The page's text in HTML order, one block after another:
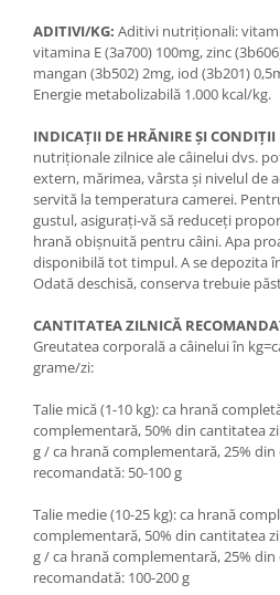
ADITIVI/KG: Aditivi nutriţionali:
vitamina E (3a700) 100mg, zinc
mangan (3b502) 2mg, iod (3b201)
Energie metabolizabilă 1.000 kcal/kg.
INDICAȚII DE HRĂNIRE ŞI CONDIȚII
nutriţionale zilnice ale câinelui dvs.
extern, mărimea, vârsta şi nivelul de
servită la temperatura camerei.
gustul, asiguraţi-vă să reduceţi
hrană obişnuită pentru câini. Apa
disponibilă tot timpul. A se depozita
Odată deschisă, conserva trebuie
CANTITATEA ZILNICĂ
Greutatea corporală a câinelui în
grame/zi:
Talie mică (1-10 kg): ca hrană
complementară, 50% din cantitatea
g / ca hrană complementară, 25%
recomandată: 50-100 g
Talie medie (10-25 kg): ca hrană
complementară, 50% din cantitatea
g / ca hrană complementară, 25%
recomandată: 100-200 g